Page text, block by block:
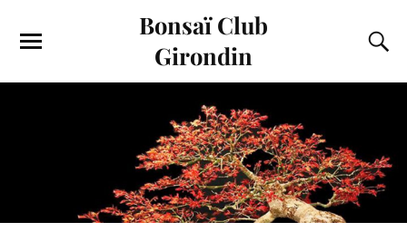
Bonsaï Club
Girondin